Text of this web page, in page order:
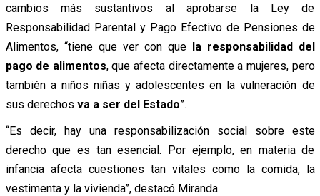
cambios más sustantivos al aprobarse la Ley de
Responsabilidad Parental y Pago Efectivo de Pensiones de
Alimentos, “tiene que ver con quela responsabilidad del
pago de alimentos, que afecta directamente a mujeres, pero
también a niños niñas y adolescentes en la vulneración de
sus derechos va a ser del Estado”.
“Es decir, hay una responsabilización social sobre este
derecho que es tan esencial. Por ejemplo, en materia de
infancia afecta cuestiones tan vitales como la comida, la
vestimenta y la vivienda”, destacó Miranda.